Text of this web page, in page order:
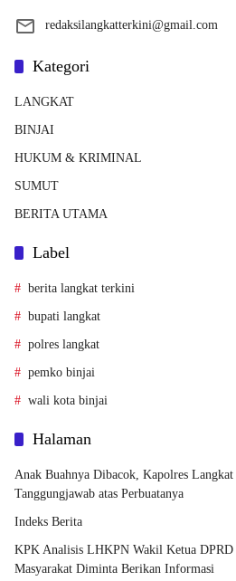
redaksilangkatterkini@gmail.com
Kategori
LANGKAT
BINJAI
HUKUM & KRIMINAL
SUMUT
BERITA UTAMA
Label
berita langkat terkini
bupati langkat
polres langkat
pemko binjai
wali kota binjai
Halaman
Anak Buahnya Dibacok, Kapolres Langkat
Tanggungjawab atas Perbuatanya
Indeks Berita
KPK Analisis LHKPN Wakil Ketua
Masyarakat Diminta Berikan Informasi